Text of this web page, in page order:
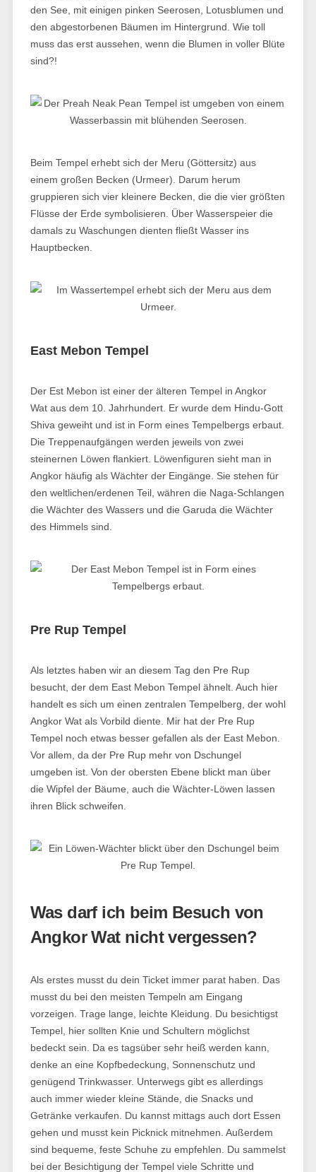
den See, mit einigen pinken Seerosen, Lotusblumen und
den abgestorbenen Bäumen im Hintergrund. Wie toll
muss das erst aussehen, wenn die Blumen in voller Blüte
sind?!
Beim Tempel erhebt sich der Meru (Göttersitz) aus
einem großen Becken (Urmeer). Darum herum
gruppieren sich vier kleinere Becken, die die vier größten
Flüsse der Erde symbolisieren. Über Wasserspeier die
damals zu Waschungen dienten fließt Wasser ins
Hauptbecken.
East Mebon Tempel
Der Est Mebon ist einer der älteren Tempel in Angkor
Wat aus dem 10. Jahrhundert. Er wurde dem Hindu-Gott
Shiva geweiht und ist in Form eines Tempelbergs erbaut.
Die Treppenaufgängen werden jeweils von zwei
steinernen Löwen flankiert. Löwenfiguren sieht man in
Angkor häufig als Wächter der Eingänge. Sie stehen für
den weltlichen/erdenen Teil, währen die Naga-Schlangen
die Wächter des Wassers und die Garuda die Wächter
des Himmels sind.
Pre Rup Tempel
Als letztes haben wir an diesem Tag den Pre Rup
besucht, der dem East Mebon Tempel ähnelt. Auch hier
handelt es sich um einen zentralen Tempelberg, der wohl
Angkor Wat als Vorbild diente. Mir hat der Pre Rup
Tempel noch etwas besser gefallen als der East Mebon.
Vor allem, da der Pre Rup mehr von Dschungel
umgeben ist. Von der obersten Ebene blickt man über
die Wipfel der Bäume, auch die Wächter-Löwen lassen
ihren Blick schweifen.
Was darf ich beim Besuch von
Angkor Wat nicht vergessen?
Als erstes musst du dein Ticket immer parat haben. Das
musst du bei den meisten Tempeln am Eingang
vorzeigen. Trage lange, leichte Kleidung. Du besichtigst
Tempel, hier sollten Knie und Schultern möglichst
bedeckt sein. Da es tagsüber sehr heiß werden kann,
denke an eine Kopfbedeckung, Sonnenschutz und
genügend Trinkwasser. Unterwegs gibt es allerdings
auch immer wieder kleine Stände, die Snacks und
Getränke verkaufen. Du kannst mittags auch dort Essen
gehen und musst kein Picknick mitnehmen. Außerdem
sind bequeme, feste Schuhe zu empfehlen. Du sammelst
bei der Besichtigung der Tempel viele Schritte und